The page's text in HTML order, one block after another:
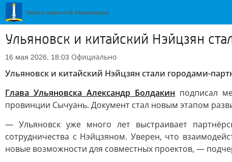
Ульяновск и китайский Нэйцзян
16 мая 2026, 18:03 Официально
Ульяновск и китайский Нэйцзян стали городами-
Глава Ульяновска Александр Болдакин подписал
провинции Сычуань. Документ стал новым этапом
— Ульяновск уже много лет выстраивает
сотрудничества с Нэйцзяном. Уверен, что
новые возможности для совместных проектов, —